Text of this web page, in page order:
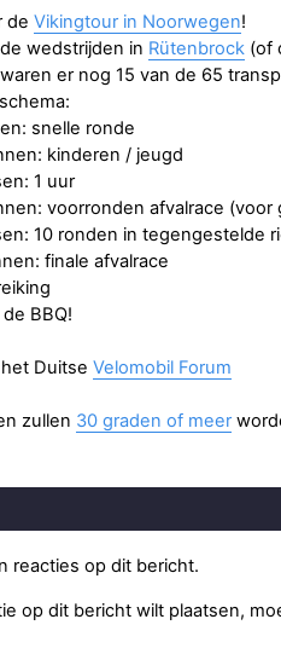
de Vikingtour in Noorwegen!
wedstrijden in Rütenbrock (of
er nog 15 van de 65
snelle ronde
kinderen / jeugd
1 uur
voorronden afvalrace (voor
10 ronden in tegengestelde
finale afvalrace
BBQ!
Duitse Velomobil Forum
zullen 30 graden of meer
reacties op dit bericht.
op dit bericht wilt plaatsen,